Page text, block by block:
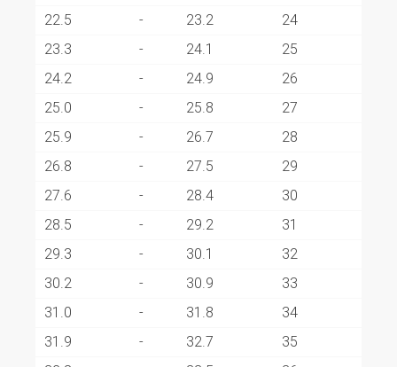
22.5
- 23.2
24
23.3
- 24.1
25
24.2
- 24.9
26
25.0
- 25.8
27
25.9
- 26.7
28
26.8
- 27.5
29
27.6
- 28.4
30
28.5
- 29.2
31
29.3
- 30.1
32
30.2
- 30.9
33
31.0
- 31.8
34
31.9
- 32.7
35